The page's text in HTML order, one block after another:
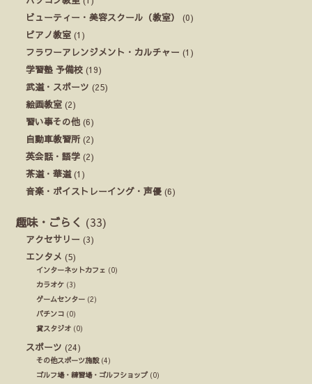
ビューティー・美容スクール（教室）
(0)
ピアノ教室 (1)
フラワーアレンジメント・カルチャー (1)
学習塾 予備校 (19)
武道・スポーツ (25)
絵画教室 (2)
習い事その他 (6)
自動車教習所(2)
英会話・語学 (2)
茶道・華道(1)
音楽・ボイストレーイング・声優 (6)
趣味・ごらく (33)
アクセサリー (3)
エンタメ (5)
インターネットカフェ (0)
カラオケ (3)
ゲームセンター (2)
パチンコ (0)
貸スタジオ (0)
スポーツ (24)
その他スポーツ施設(4)
ゴルフ場・練習場・ゴルフショップ(0)